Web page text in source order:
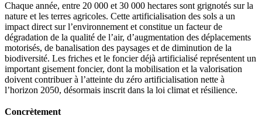
Chaque année, entre 20 000 et 30 000 hectares sont grignotés sur la
nature et les terres agricoles. Cette artificialisation des sols a un
impact direct sur l’environnement et constitue un facteur de
dégradation de la qualité de l’air, d’augmentation des déplacements
motorisés, de banalisation des paysages et de diminution de la
biodiversité. Les friches et le foncier déjà artificialisé représentent un
important gisement foncier, dont la mobilisation et la valorisation
doivent contribuer à l’atteinte du zéro artificialisation nette à
l’horizon 2050, désormais inscrit dans la loi climat et résilience.
Concrètement